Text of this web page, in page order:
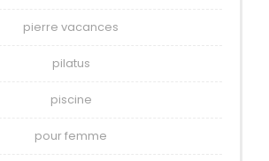
pierre vacances
pilatus
piscine
pour femme